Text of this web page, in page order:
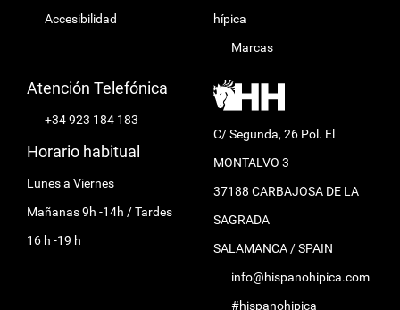
Accesibilidad
hípica
Marcas
Atención Telefónica
+34 923 184 183
Horario habitual
Lunes a Viernes
Mañanas 9h -14h / Tardes
16 h -19 h
C/ Segunda, 26 Pol. El
MONTALVO 3
37188 CARBAJOSA DE LA
SAGRADA
SALAMANCA / SPAIN
info@hispanohipica.com
#hispanohipica